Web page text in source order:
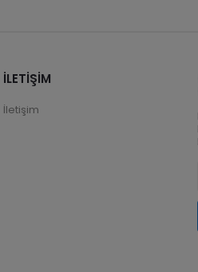
İLETİŞİM
İletişim